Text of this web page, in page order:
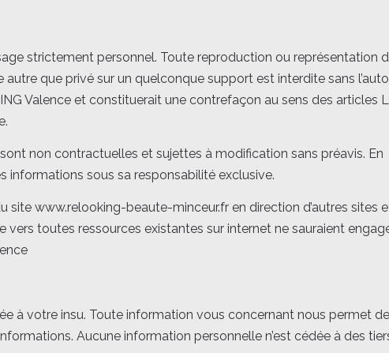
strictement personnel. Toute reproduction ou représentation
que privé sur un quelconque support est interdite sans
Valence et constituerait une contrefaçon au sens des articles
non contractuelles et sujettes à modification sans préavis. En
informations sous sa responsabilité exclusive.
site www.relooking-beaute-minceur.fr en direction d’autres sites
vers toutes ressources existantes sur internet ne sauraient
à votre insu. Toute information vous concernant nous permet
Aucune information personnelle n’est cédée à des